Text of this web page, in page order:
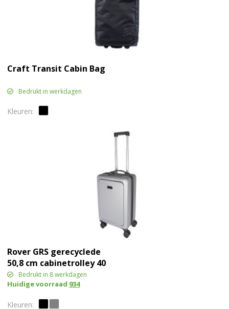
Craft Transit Cabin Bag
Bedrukt in werkdagen
Rover GRS gerecyclede
50,8 cm cabinetrolley 40
l
Bedrukt in 8 werkdagen
Huidige voorraad 934